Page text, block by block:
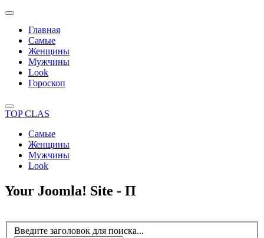
Главная
Самые
Женщины
Мужчины
Look
Гороскоп
TOP CLAS
Самые
Женщины
Мужчины
Look
Your Joomla! Site - П
Введите заголовок для поиска...